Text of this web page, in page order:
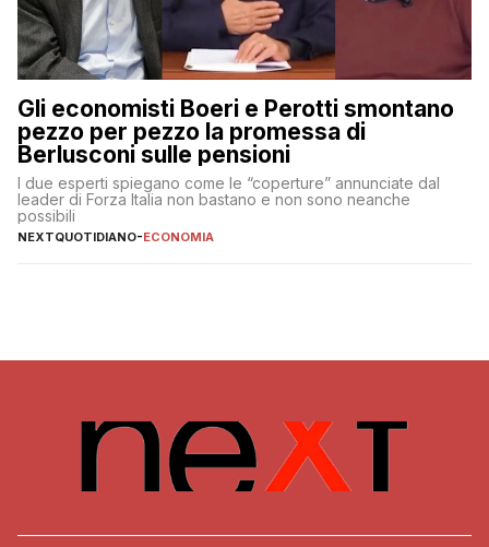
Gli economisti Boeri e Perotti smontano
pezzo per pezzo la promessa di
Berlusconi sulle pensioni
I due esperti spiegano come le “coperture” annunciate dal
leader di Forza Italia non bastano e non sono neanche
possibili
NEXTQUOTIDIANO-ECONOMIA